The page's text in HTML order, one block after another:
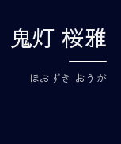
鬼灯 桜雅
ほおずき おうが